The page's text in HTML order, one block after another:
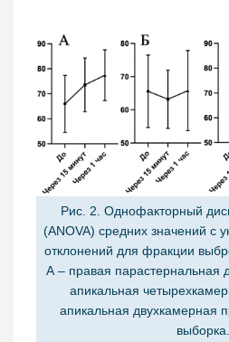
Рис. 2. Однофакторный
(ANOVA) средних значений с
отклонений для фракции
А – правая парастернальная
апикальная
апикальная двухкамерная
выборка.